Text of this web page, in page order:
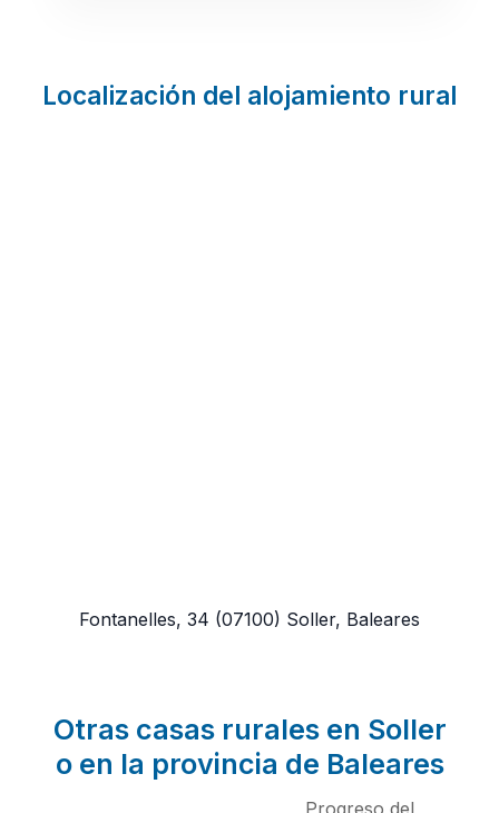
Localización del alojamiento rural
Fontanelles, 34 (07100) Soller, Baleares
Otras casas rurales en Soller
o en la provincia de Baleares